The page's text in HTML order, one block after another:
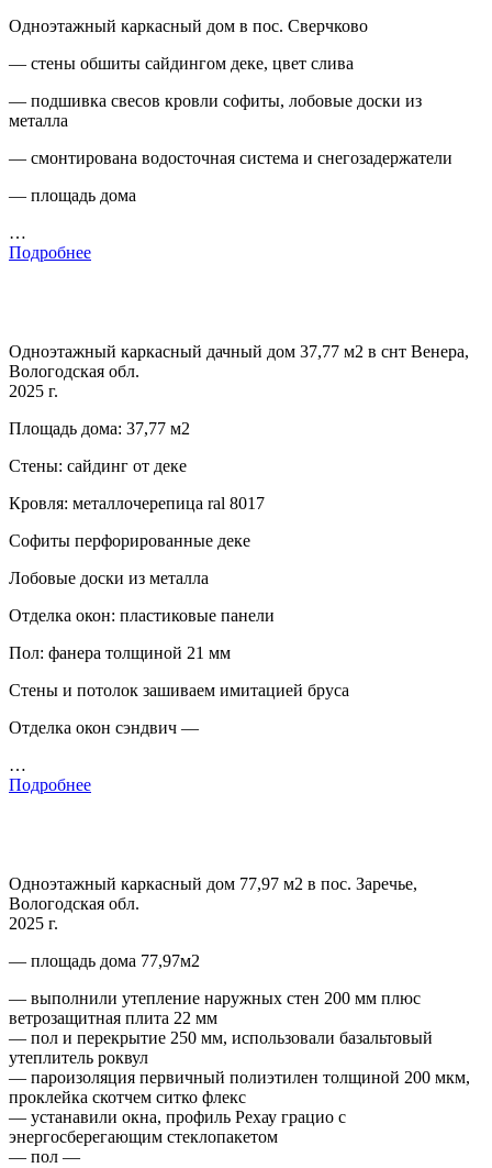
Одноэтажный каркасный дом в пос. Сверчково
— стены обшиты сайдингом деке, цвет слива
— подшивка свесов кровли софиты, лобовые доски из
металла
— смонтирована водосточная система и снегозадержатели
— площадь дома
…
Подробнее
Одноэтажный каркасный дачный дом 37,77 м2 в снт Венера,
Вологодская обл.
2025 г.
Площадь дома: 37,77 м2
Стены: сайдинг от деке
Кровля: металлочерепица ral 8017
Софиты перфорированные деке
Лобовые доски из металла
Отделка окон: пластиковые панели
Пол: фанера толщиной 21 мм
Стены и потолок зашиваем имитацией бруса
Отделка окон сэндвич —
…
Подробнее
Одноэтажный каркасный дом 77,97 м2 в пос. Заречье,
Вологодская обл.
2025 г.
— площадь дома 77,97м2
— выполнили утепление наружных стен 200 мм плюс
ветрозащитная плита 22 мм
— пол и перекрытие 250 мм, использовали базальтовый
утеплитель роквул
— пароизоляция первичный полиэтилен толщиной 200 мкм,
проклейка скотчем ситко флекс
— устанавили окна, профиль Рехау грацио с
энергосберегающим стеклопакетом
— пол —